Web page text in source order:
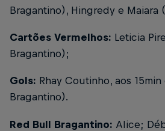
Bragantino), Hingredy e Maiara
Cartões Vermelhos: Leticia
Bragantino);
Gols: Rhay Coutinho, aos
Bragantino).
Red Bull Bragantino: Alice;